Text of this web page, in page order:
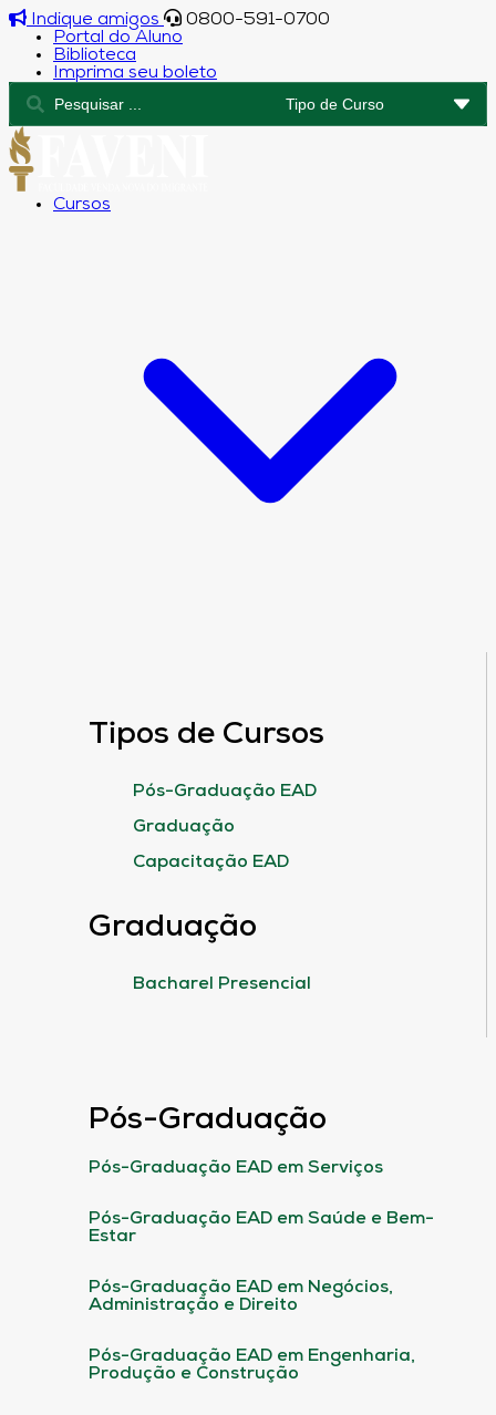
Indique amigos
0800-591-0700
Portal do Aluno
Biblioteca
Imprima seu boleto
Cursos
Tipos de Cursos
Pós-Graduação EAD
Graduação
Capacitação EAD
Graduação
Bacharel Presencial
Pós-Graduação
Pós-Graduação EAD em Serviços
Pós-Graduação EAD em Saúde e Bem-
Estar
Pós-Graduação EAD em Negócios,
Administração e Direito
Pós-Graduação EAD em Engenharia,
Produção e Construção